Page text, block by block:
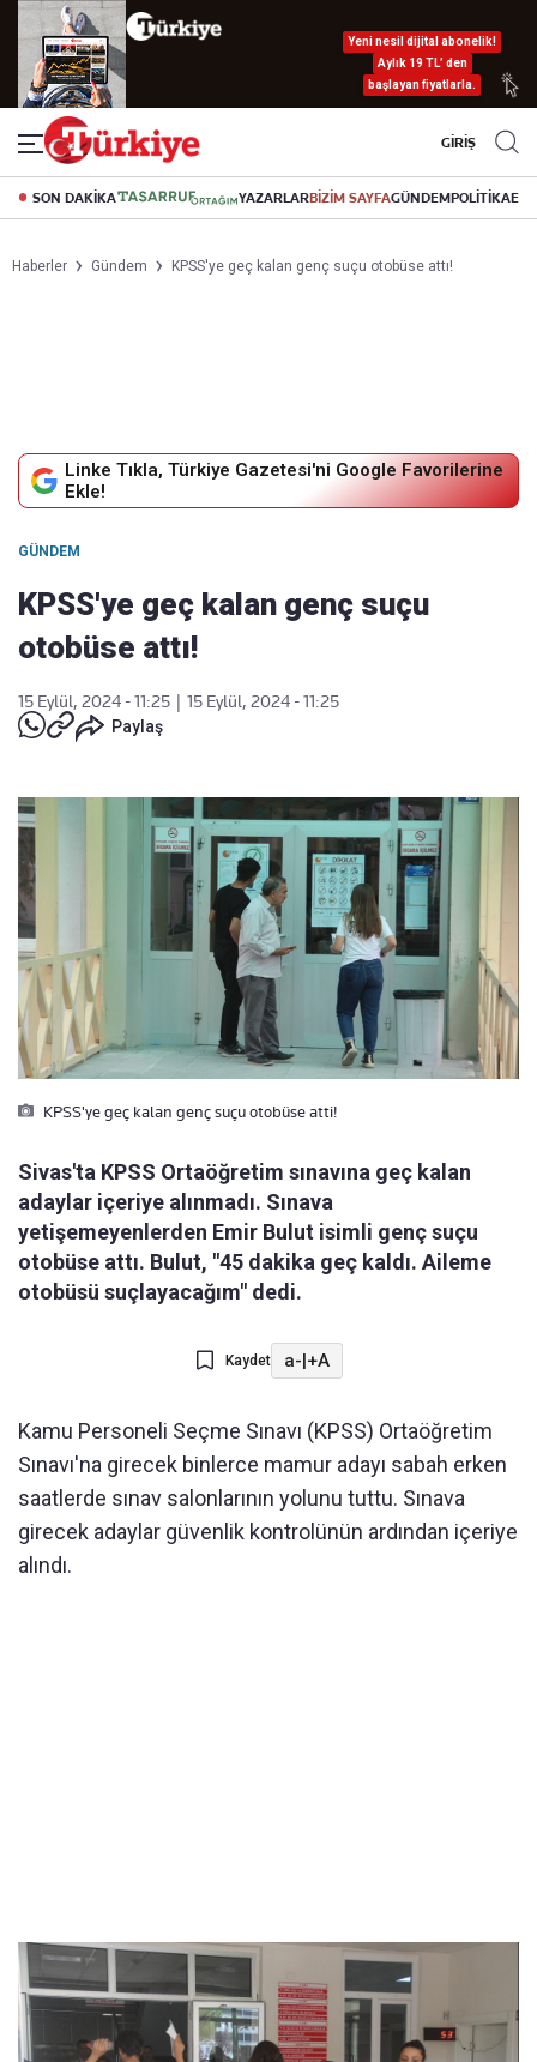
Yeni nesil dijital abonelik!
Aylık 19 TL’ den
başlayan fiyatlarla.
GİRİŞ
SON DAKİKA YAZARLARBİZİM SAYFAGÜNDEMPOLİTİKA
Haberler Gündem KPSS'ye geç kalan genç suçu otobüse attı!
Linke Tıkla, Türkiye Gazetesi'ni Google Favorilerine
Ekle!
GÜNDEM
KPSS'ye geç kalan genç suçu
otobüse attı!
15 Eylül, 2024 - 11:25
15 Eylül, 2024 - 11:25
Paylaş
KPSS'ye geç kalan genç suçu otobüse atti!
Sivas'ta KPSS Ortaöğretim sınavına geç kalan
adaylar içeriye alınmadı. Sınava
yetişemeyenlerden Emir Bulut isimli genç suçu
otobüse attı. Bulut, "45 dakika geç kaldı. Aileme
otobüsü suçlayacağım" dedi.
Kaydet a-|+A
Kamu Personeli Seçme Sınavı (KPSS) Ortaöğretim
Sınavı'na girecek binlerce mamur adayı sabah erken
saatlerde sınav salonlarının yolunu tuttu. Sınava
girecek adaylar güvenlik kontrolünün ardından içeriye
alındı.